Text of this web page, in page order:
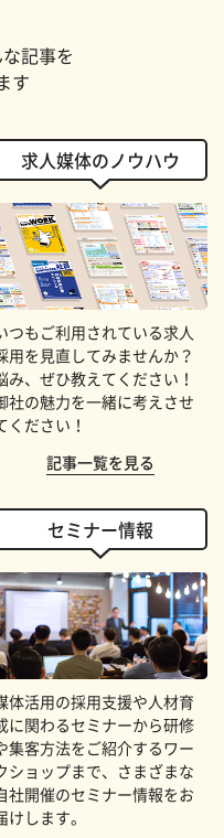
記事を
す
求人媒体のノウハウ
つもご利用されている求人
用を見直してみませんか？
み、ぜひ教えてください！
社の魅力を一緒に考えさせ
ください！
記事一覧を見る
セミナー情報
体活用の採用支援や人材育
に関わるセミナーから研修
集客方法をご紹介するワー
ショップまで、さまざまな
社開催のセミナー情報をお
けします。